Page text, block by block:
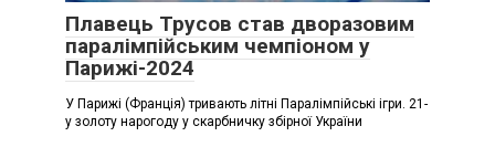
Плавець Трусов став дворазовим
паралімпійським чемпіоном у
Парижі-2024
У Парижі (Франція) тривають літні Паралімпійські ігри. 21-
у золоту нарогоду у скарбничку збірної України